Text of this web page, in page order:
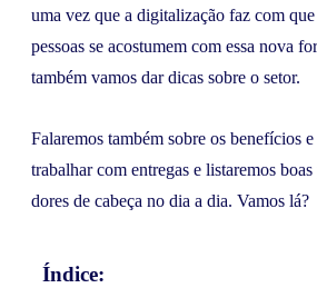
uma vez que a digitalização faz com
pessoas se acostumem com essa nova
também vamos dar dicas sobre o setor.
Falaremos também sobre os benefícios
trabalhar com entregas e listaremos
dores de cabeça no dia a dia. Vamos lá?
Índice: